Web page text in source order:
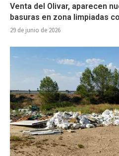
Venta del Olivar, aparecen
basuras en zona limpiadas
29 de junio de 2026